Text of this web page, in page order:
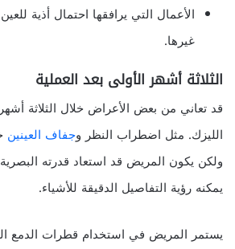
الأعمال التي يرافقها احتمال أذية
غيرها.
الثلاثة أشهر الأولى بعد العملية
قد تعاني من بعض الأعراض خلال الثلاثة
الليزك. مثل اضطراب النظر وجفاف العينين
ولكن يكون المريض قد استعاد قدرته
يمكنه رؤية التفاصيل الدقيقة للأشياء.
يستمر المريض في استخدام قطرات الدمع